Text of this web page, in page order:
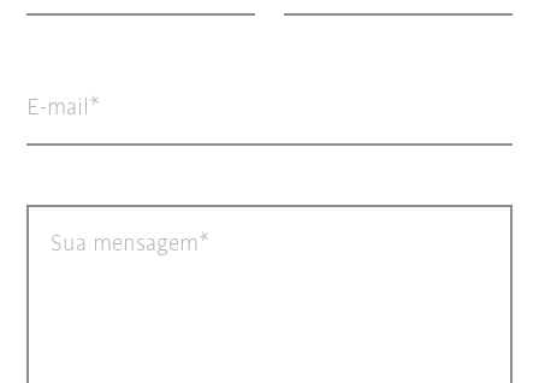
E-mail
Sua mensagem